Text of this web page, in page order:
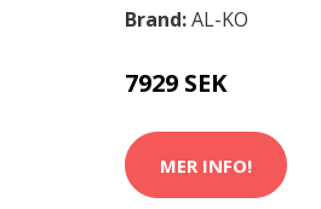
Brand:AL-KO
7929 SEK
MER INFO!